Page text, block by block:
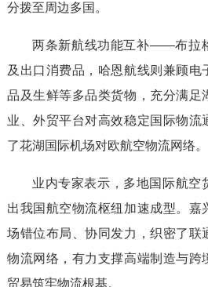
分拨至周边多国。
两条新航线功能互补——布拉
及出口消费品，哈恩航线则兼顾电
品及生鲜等多品类货物，充分满足
业、外贸平台对高效稳定国际物流
了花湖国际机场对欧航空物流网络。
业内专家表示，多地国际航空
出我国航空物流枢纽加速成型。嘉
场错位布局、协同发力，织密了联
物流网络，有力支撑高端制造与跨
贸易筑牢物流根基。